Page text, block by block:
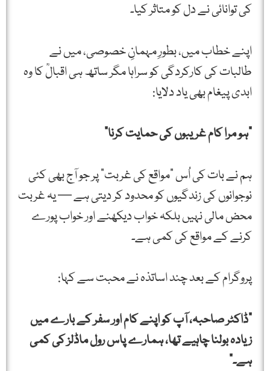
کی توانائی نے دل کو متاثر کیا۔
اپنے خطاب میں، بطورِ مہمانِ خصوصی، میں نے
طالبات کی کارکردگی کو سراہا مگر ساتھ ہی اقبالؒ کا وہ
ابدی پیغام بھی یاد دلایا:
"ہو مرا کام غریبوں کی حمایت کرنا”
ہم نے بات کی اُس "مواقع کی غربت” پر جو آج بھی کئی
نوجوانوں کی زندگیوں کو محدود کر دیتی ہے — یہ غربت
محض مالی نہیں بلکہ خواب دیکھنے اور خواب پورے
کرنے کے مواقع کی کمی ہے۔
پروگرام کے بعد چند اساتذہ نے محبت سے کہا:
"ڈاکٹر صاحبہ، آپ کو اپنے کام اور سفر کے بارے میں
زیادہ بولنا چاہیے تھا، ہمارے پاس رول ماڈلز کی کمی
ہے۔”